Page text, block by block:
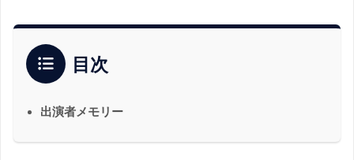
目次
出演者メモリー